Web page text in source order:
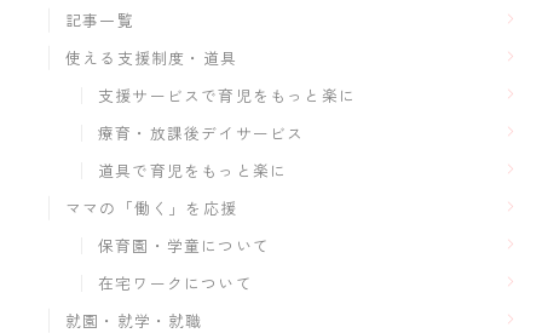
記事一覧
使える支援制度・道具
支援サービスで育児をもっと楽に
療育・放課後デイサービス
道具で育児をもっと楽に
ママの「働く」を応援
保育園・学童について
在宅ワークについて
就園・就学・就職